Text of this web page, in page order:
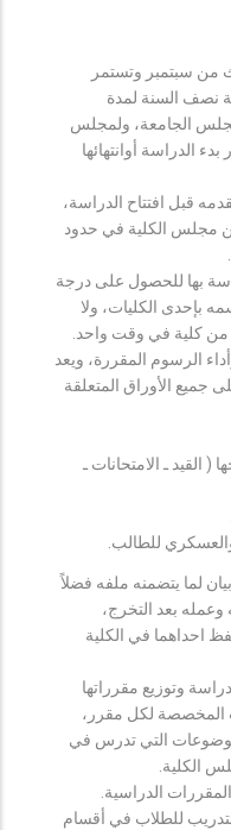
من سبتمبر وتستمر
نصف السنة لمدة
الجامعة، ولمجلس
الدراسة أوانتهائها
قبل افتتاح الدراسة،
من مجلس الكلية في حدود
بها للحصول على درجة
بإحدى الكليات، ولا
من كلية في وقت واحد.
الرسوم المقررة، ويعد
الأوراق المتعلقة
( القيد ـ الامتحانات ـ
للطالب.
لما يتضمنه ملفه فضلاً
بعد التخرج،
احداهما في الكلية
وتوزيع مقرراتها
المخصصة لكل مقرر،
التي تدرس في
الكلية.
الدراسية.
التدريب للطلاب في أقسام